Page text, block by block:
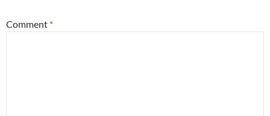
Comment *